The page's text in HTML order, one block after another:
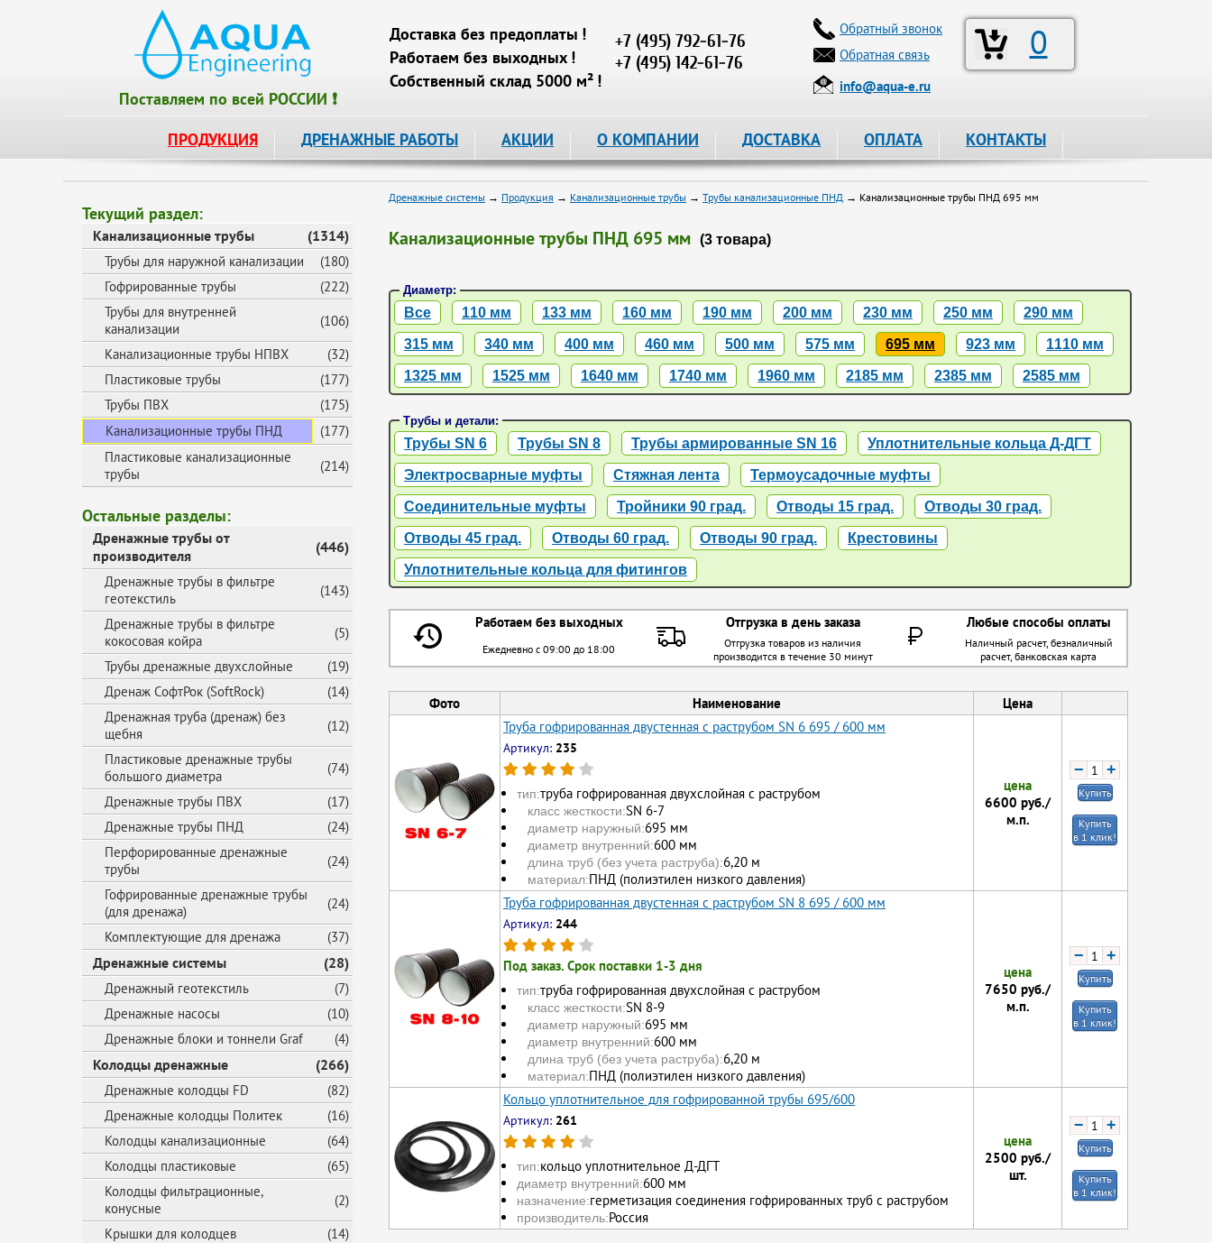
Поставляем по всей РОССИИ ❗
Доставка без предоплаты !
Работаем без выходных !
Собственный склад 5000 м² !
+7 (495) 792-61-76
+7 (495) 142-61-76
0
Обратный звонок
Обратная связь
info@aqua-e.ru
ПРОДУКЦИЯ ДРЕНАЖНЫЕ РАБОТЫ АКЦИИ О КОМПАНИИ ДОСТАВКА ОПЛАТА КОНТАКТЫ
Текущий раздел:
Канализационные трубы (1314)
Трубы для наружной канализации
(180)
Гофрированные трубы
(222)
Трубы для внутренней
канализации
(106)
Канализационные трубы НПВХ
(32)
Пластиковые трубы
(177)
Трубы ПВХ
(175)
Канализационные трубы ПНД
(177)
Пластиковые канализационные
трубы
(214)
Остальные разделы:
Дренажные трубы от
производителя
(446)
Дренажные трубы в фильтре
геотекстиль
(143)
Дренажные трубы в фильтре
кокосовая койра
(5)
Трубы дренажные двухслойные
(19)
Дренаж СофтРок (SoftRock)
(14)
Дренажная труба (дренаж) без
щебня
(12)
Пластиковые дренажные трубы
большого диаметра
(74)
Дренажные трубы ПВХ
(17)
Дренажные трубы ПНД
(24)
Перфорированные дренажные
трубы
(24)
Гофрированные дренажные трубы
(для дренажа)
(24)
Комплектующие для дренажа
(37)
Дренажные системы (28)
Дренажный геотекстиль
(7)
Дренажные насосы
(10)
Дренажные блоки и тоннели Graf
(4)
Колодцы дренажные (266)
Дренажные колодцы FD
(82)
Дренажные колодцы Политек
(16)
Колодцы канализационные
(64)
Колодцы пластиковые
(65)
Колодцы фильтрационные,
конусные
(2)
Крышки для колодцев
(14)
Дренажные системы → Продукция → Канализационные трубы → Трубы канализационные ПНД → Канализационные трубы ПНД 695 мм
Канализационные трубы ПНД 695 мм (3 товара)
Диаметр:
Все 110 мм 133 мм 160 мм 190 мм 200 мм 230 мм 250 мм 290 мм
315 мм 340 мм 400 мм 460 мм 500 мм 575 мм 695 мм 923 мм 1110 мм
1325 мм 1525 мм 1640 мм 1740 мм 1960 мм 2185 мм 2385 мм 2585 мм
Трубы и детали:
Трубы SN 6 Трубы SN 8 Трубы армированные SN 16 Уплотнительные кольца Д-ДГТ
Электросварные муфты Стяжная лента Термоусадочные муфты
Соединительные муфты Тройники 90 град. Отводы 15 град. Отводы 30 град.
Отводы 45 град. Отводы 60 град. Отводы 90 град. Крестовины
Уплотнительные кольца для фитингов
Работаем без выходных Отгрузка в день заказа Любые способы оплаты
Ежедневно с 09:00 до 18:00
Отгрузка товаров из наличия
производится в течение 30 минут
Наличный расчет, безналичный
расчет, банковская карта
Фото Наименование
Цена
Труба гофрированная двустенная с раструбом SN 6 695 / 600 мм
Артикул: 235
тип:труба гофрированная двухслойная с раструбом
класс жесткости:SN 6-7
диаметр наружный:695 мм
диаметр внутренний:600 мм
длина труб (без учета раструба):6,20 м
материал:ПНД (полиэтилен низкого давления)
цена
6600 руб./
м.п.
− +
Купить
Купить
в 1 клик!
Труба гофрированная двустенная с раструбом SN 8 695 / 600 мм
Артикул: 244
Под заказ. Срок поставки 1-3 дня
тип:труба гофрированная двухслойная с раструбом
класс жесткости:SN 8-9
диаметр наружный:695 мм
диаметр внутренний:600 мм
длина труб (без учета раструба):6,20 м
материал:ПНД (полиэтилен низкого давления)
цена
7650 руб./
м.п.
− +
Купить
Купить
в 1 клик!
Кольцо уплотнительное для гофрированной трубы 695/600
Артикул: 261
тип:кольцо уплотнительное Д-ДГТ
диаметр внутренний:600 мм
назначение:герметизация соединения гофрированных труб с раструбом
производитель:Россия
цена
2500 руб./
шт.
− +
Купить
Купить
в 1 клик!